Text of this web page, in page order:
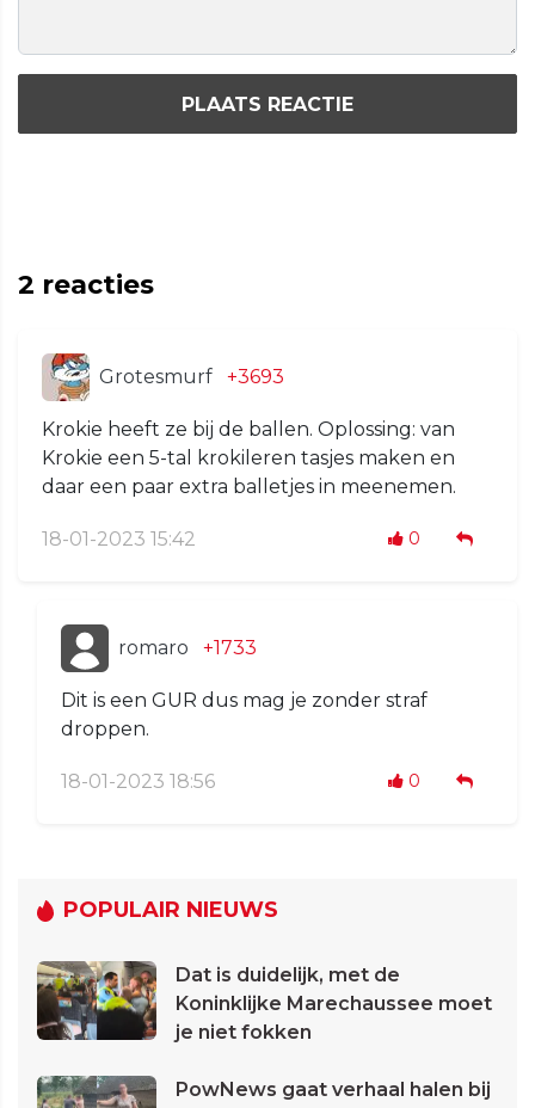
PLAATS REACTIE
2 reacties
Grotesmurf +3693
Krokie heeft ze bij de ballen. Oplossing: van
Krokie een 5-tal krokileren tasjes maken en
daar een paar extra balletjes in meenemen.
18-01-2023 15:42 0
romaro +1733
Dit is een GUR dus mag je zonder straf
droppen.
18-01-2023 18:56 0
POPULAIR NIEUWS
Dat is duidelijk, met de
Koninklijke Marechaussee moet
je niet fokken
PowNews gaat verhaal halen bij